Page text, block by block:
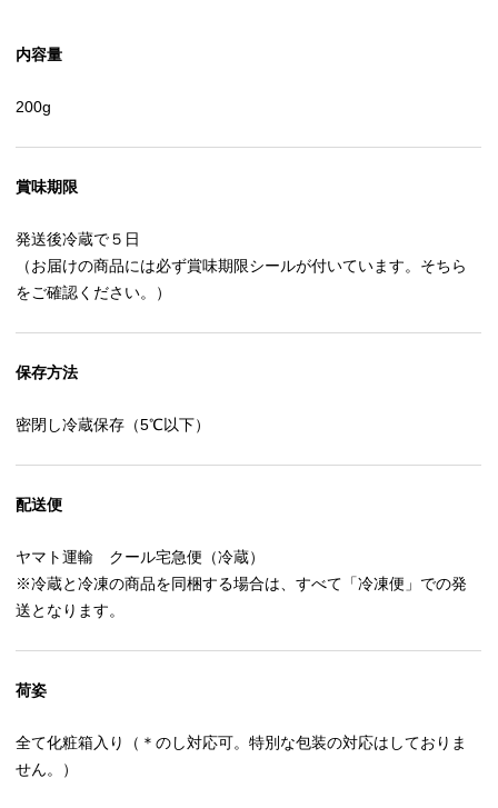
内容量
200g
賞味期限
発送後冷蔵で５日
（お届けの商品には必ず賞味期限シールが付いています。そちら
をご確認ください。）
保存方法
密閉し冷蔵保存（5℃以下）
配送便
ヤマト運輸 クール宅急便（冷蔵）
※冷蔵と冷凍の商品を同梱する場合は、すべて「冷凍便」での発
送となります。
荷姿
全て化粧箱入り（＊のし対応可。特別な包装の対応はしておりま
せん。）